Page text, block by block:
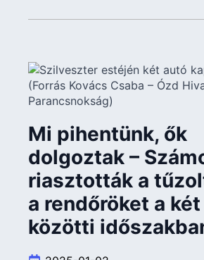
Mi pihentünk, ők
dolgoztak –
riasztották a
a rendőröket a
közötti